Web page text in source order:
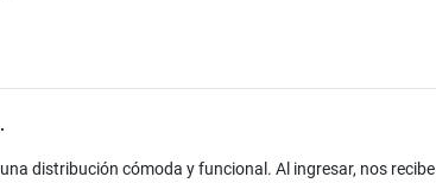
distribución cómoda y funcional. Al ingresar, nos recibe